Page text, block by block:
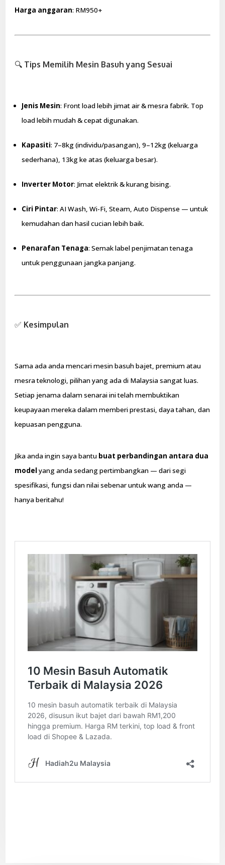
Harga anggaran: RM950+
🔍 Tips Memilih Mesin Basuh yang Sesuai
Jenis Mesin: Front load lebih jimat air & mesra fabrik. Top
load lebih mudah & cepat digunakan.
Kapasiti: 7–8kg (individu/pasangan), 9–12kg (keluarga
sederhana), 13kg ke atas (keluarga besar).
Inverter Motor: Jimat elektrik & kurang bising.
Ciri Pintar: AI Wash, Wi-Fi, Steam, Auto Dispense — untuk
kemudahan dan hasil cucian lebih baik.
Penarafan Tenaga: Semak label penjimatan tenaga
untuk penggunaan jangka panjang.
✅ Kesimpulan
Sama ada anda mencari mesin basuh bajet, premium atau
mesra teknologi, pilihan yang ada di Malaysia sangat luas.
Setiap jenama dalam senarai ini telah membuktikan
keupayaan mereka dalam memberi prestasi, daya tahan, dan
kepuasan pengguna.
Jika anda ingin saya bantu buat perbandingan antara dua
model yang anda sedang pertimbangkan — dari segi
spesifikasi, fungsi dan nilai sebenar untuk wang anda —
hanya beritahu!